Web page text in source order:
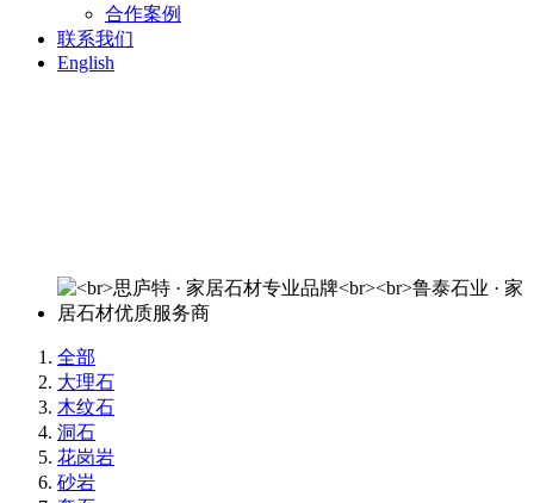
合作案例
联系我们
English
全部
大理石
木纹石
洞石
花岗岩
砂岩